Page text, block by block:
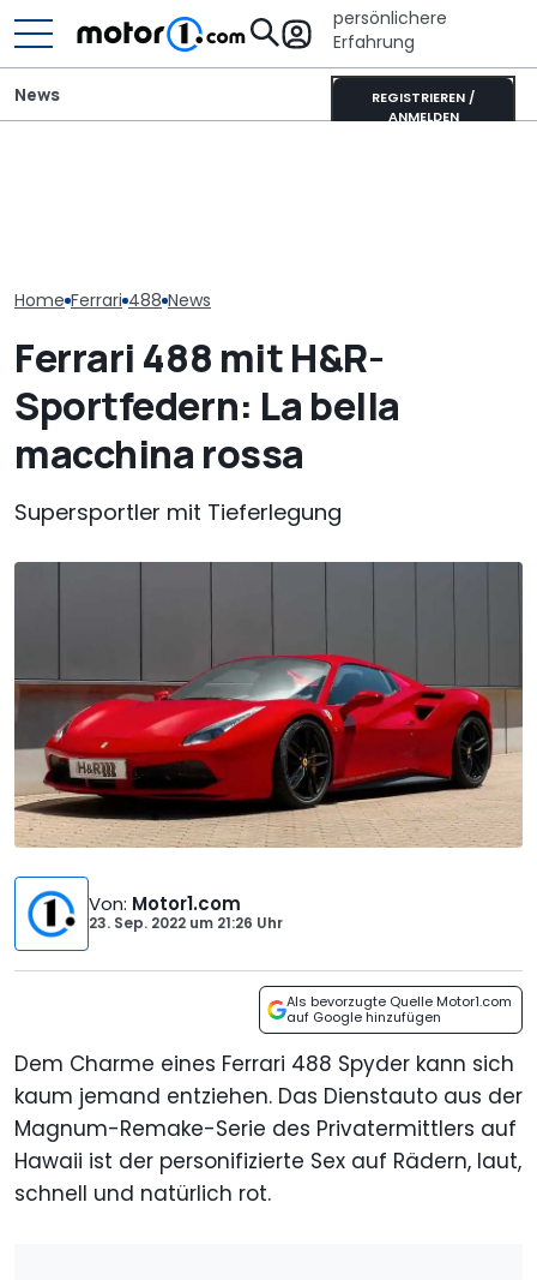
persönlichere
Erfahrung
REGISTRIEREN /
ANMELDEN
News
Home Ferrari 488 News
Ferrari 488 mit H&R-
Sportfedern: La bella
macchina rossa
Supersportler mit Tieferlegung
Von: Motor1.com
23. Sep. 2022 um 21:26 Uhr
Als bevorzugte Quelle Motor1.com
auf Google hinzufügen
Dem Charme eines Ferrari 488 Spyder kann sich
kaum jemand entziehen. Das Dienstauto aus der
Magnum-Remake-Serie des Privatermittlers auf
Hawaii ist der personifizierte Sex auf Rädern, laut,
schnell und natürlich rot.